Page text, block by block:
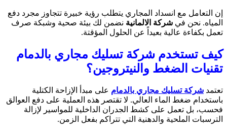
إن التعامل مع انسداد المجاري يتطلب رؤية خبيرة تتجاوز مجرد دفع
المياه. نحن في شركة الالمانية نضمن لك بيئة صحية وشبكة صرف
تعمل بكفاءة عالية بعيداً عن الحلول المؤقتة.
كيف تستخدم شركة تسليك مجاري بالدمام
تقنيات الضغط والنيتروجين؟
تعتمد شركة تسليك مجاري بالدمام على مبدأ الإزاحة الكتلية
باستخدام ضغط الماء العالي. لا تقتصر هذه العملية على دفع العوالق
فحسب، بل تعمل على كشط الجدران الداخلية للمواسير لإزالة
الترسبات الملحية والدهنية التي تتراكم بفعل الزمن.